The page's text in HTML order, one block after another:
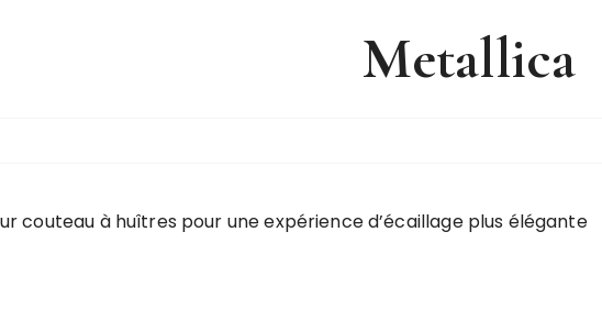
Metallica
couteau à huîtres pour une expérience d’écaillage plus élégante